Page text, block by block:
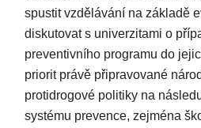
spustit vzdělávání na základě
diskutovat s univerzitami o
preventivního programu do
priorit právě připravované
protidrogové politiky na
systému prevence, zejména